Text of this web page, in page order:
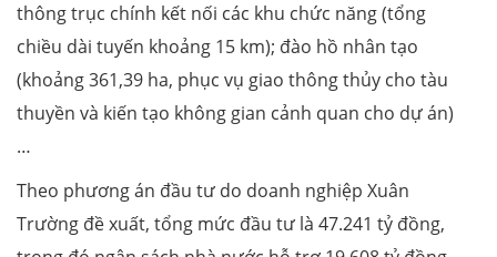
thông trục chính kết nối các khu chức năng (tổng
chiều dài tuyến khoảng 15 km); đào hồ nhân tạo
(khoảng 361,39 ha, phục vụ giao thông thủy cho tàu
thuyền và kiến tạo không gian cảnh quan cho dự án)
…
Theo phương án đầu tư do doanh nghiệp Xuân
Trường đề xuất, tổng mức đầu tư là 47.241 tỷ đồng,